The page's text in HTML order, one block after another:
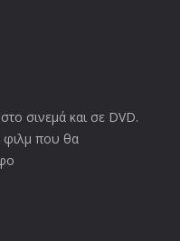
σινεμά και σε DVD.
φιλμ που θα